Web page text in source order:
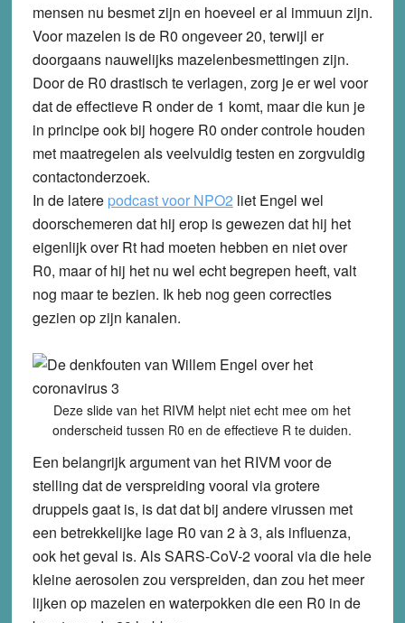
mensen nu besmet zijn en hoeveel er al immuun zijn.
Voor mazelen is de R0 ongeveer 20, terwijl er
doorgaans nauwelijks mazelenbesmettingen zijn.
Door de R0 drastisch te verlagen, zorg je er wel voor
dat de effectieve R onder de 1 komt, maar die kun je
in principe ook bij hogere R0 onder controle houden
met maatregelen als veelvuldig testen en zorgvuldig
contactonderzoek.
In de latere podcast voor NPO2 liet Engel wel
doorschemeren dat hij erop is gewezen dat hij het
eigenlijk over Rt had moeten hebben en niet over
R0, maar of hij het nu wel echt begrepen heeft, valt
nog maar te bezien. Ik heb nog geen correcties
gezien op zijn kanalen.
Deze slide van het RIVM helpt niet echt mee om het
onderscheid tussen R0 en de effectieve R te duiden.
Een belangrijk argument van het RIVM voor de
stelling dat de verspreiding vooral via grotere
druppels gaat is, is dat dat bij andere virussen met
een betrekkelijke lage R0 van 2 à 3, als influenza,
ook het geval is. Als SARS-CoV-2 vooral via die hele
kleine aerosolen zou verspreiden, dan zou het meer
lijken op mazelen en waterpokken die een R0 in de